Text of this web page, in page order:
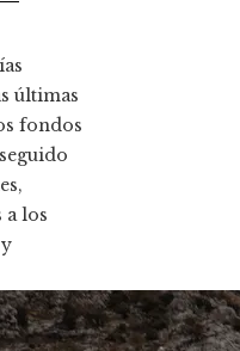
últimas
fondos
a los